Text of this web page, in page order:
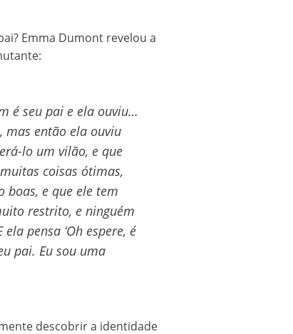
Emma Dumont revelou a
é seu pai e ela ouviu…
mas então ela ouviu
lo um vilão, e que
coisas ótimas,
boas, e que ele tem
restrito, e ninguém
pensa ‘Oh espere, é
pai. Eu sou uma
descobrir a identidade